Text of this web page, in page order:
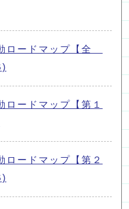
ロードマップ【全
ロードマップ【第１
ロードマップ【第２